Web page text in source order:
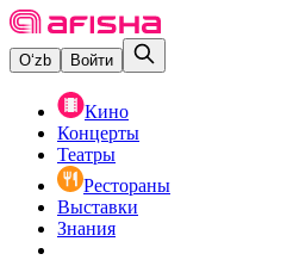
O‘zb Войти
Кино
Концерты
Театры
Рестораны
Выставки
Знания